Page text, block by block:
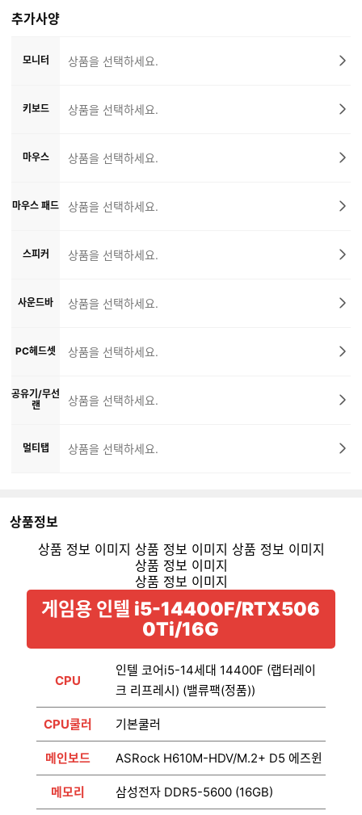
추가사양
모니터 상품을 선택하세요.
키보드 상품을 선택하세요.
마우스 상품을 선택하세요.
마우스 패드 상품을 선택하세요.
스피커 상품을 선택하세요.
사운드바 상품을 선택하세요.
PC헤드셋 상품을 선택하세요.
공유기/무선
랜
상품을 선택하세요.
멀티탭 상품을 선택하세요.
상품정보
게임용 인텔 i5-14400F/RTX506
0Ti/16G
CPU
인텔 코어i5-14세대 14400F (랩터레이
크 리프레시) (밸류팩(정품))
CPU쿨러 기본쿨러
메인보드 ASRock H610M-HDV/M.2+ D5 에즈윈
메모리 삼성전자 DDR5-5600 (16GB)